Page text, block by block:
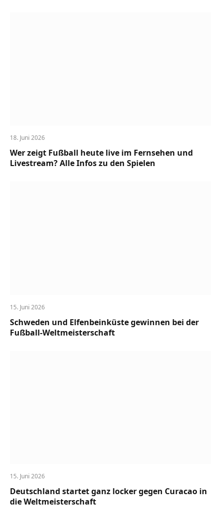
18. Juni 2026
Wer zeigt Fußball heute live im Fernsehen und
Livestream? Alle Infos zu den Spielen
15. Juni 2026
Schweden und Elfenbeinküste gewinnen bei der
Fußball-Weltmeisterschaft
15. Juni 2026
Deutschland startet ganz locker gegen Curacao in
die Weltmeisterschaft